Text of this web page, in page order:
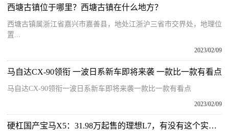
西塘古镇位于哪里？西塘古镇在什么地方？
西塘古镇属浙江省嘉兴市嘉善县，地处江浙沪三省市交界处，地理位
置...
2023/02/09
马自达CX-90领衔 一波日系新车即将来袭 一款比一款有看点
马自达CX-90领衔一波日系新车即将来袭一款比一款有看点
2023/02/09
硬杠国产宝马X5：31.98万起售的理想L7，有没有这个实力？